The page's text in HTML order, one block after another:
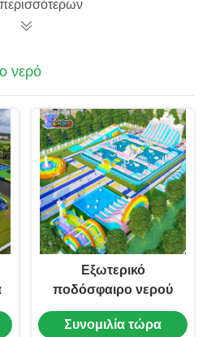
περισσότερων
νερό
Εξωτερικό
ποδόσφαιρο νερού
με εμπόδια
Συνομιλία τώρα